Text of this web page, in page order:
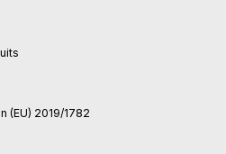
(EU) 2019/1782